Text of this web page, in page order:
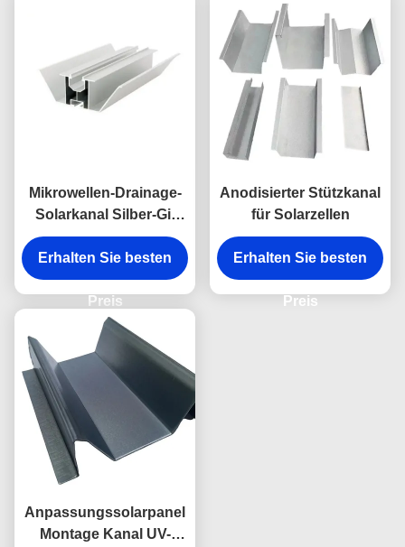
Mikrowellen-Drainage-
Solarkanal Silber-Gi-
Kanal für Solarpaneele
Erhalten Sie besten
Preis
Anodisierter Stützkanal
für Solarzellen
Erhalten Sie besten
Preis
Anpassungssolarpanel
Montage Kanal UV-